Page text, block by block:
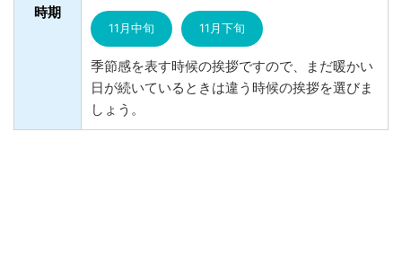
時期
11月中旬 11月下旬
季節感を表す時候の挨拶ですので、まだ暖かい
日が続いているときは違う時候の挨拶を選びま
しょう。